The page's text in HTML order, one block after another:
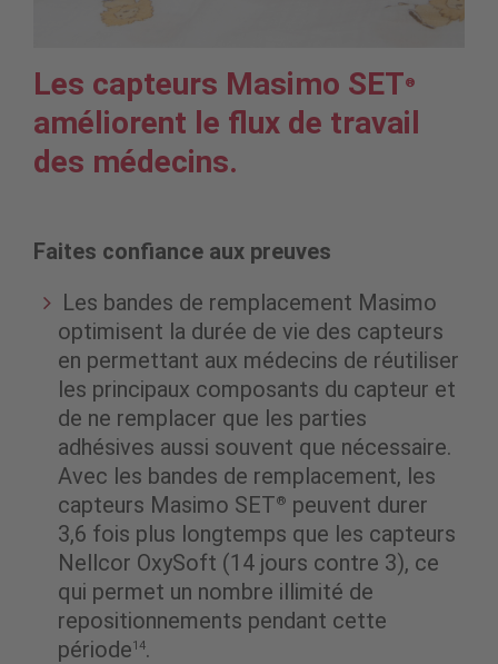
Les capteurs Masimo SET®
améliorent le flux de travail
des médecins.
Faites confiance aux preuves
Les bandes de remplacement Masimo
optimisent la durée de vie des capteurs
en permettant aux médecins de réutiliser
les principaux composants du capteur et
de ne remplacer que les parties
adhésives aussi souvent que nécessaire.
Avec les bandes de remplacement, les
capteurs Masimo SET® peuvent durer
3,6 fois plus longtemps que les capteurs
Nellcor OxySoft (14 jours contre 3), ce
qui permet un nombre illimité de
repositionnements pendant cette
période14.